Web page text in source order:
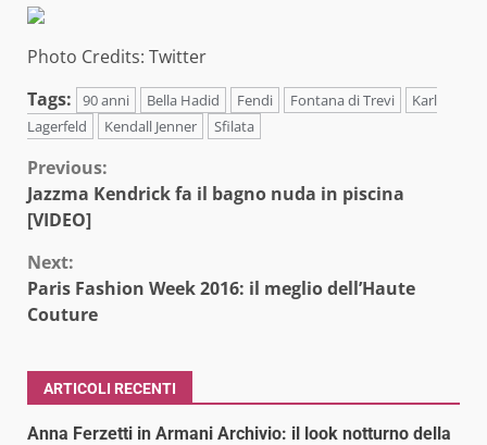
Photo Credits: Twitter
Tags:
90 anni Bella Hadid Fendi Fontana di Trevi
Karl
Lagerfeld
Kendall Jenner Sfilata
Continue
Reading
Previous:
Jazzma Kendrick fa il bagno nuda in piscina
[VIDEO]
Next:
Paris Fashion Week 2016: il meglio dell’Haute
Couture
ARTICOLI RECENTI
Anna Ferzetti in Armani Archivio: il look notturno della